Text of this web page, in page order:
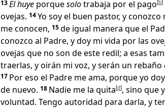
13El huye porquesolotrabaja por el pago[b]
ovejas. 14Yo soy el buen pastor, y conozco
me conocen, 15de igual manera que el
conozco al Padre, y doy mi vida por las
ovejas que no son de este redil; a esas
traerlas, y oirán mi voz, y serán un rebaño
17 Por eso el Padre me ama, porque yo
de nuevo. 18 Nadie me la quita[d], sino que
voluntad. Tengo autoridad para darla, y